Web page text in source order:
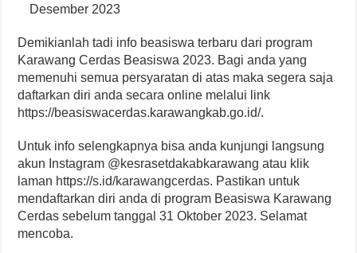
Desember 2023
Demikianlah tadi info beasiswa terbaru dari program
Karawang Cerdas Beasiswa 2023. Bagi anda yang
memenuhi semua persyaratan di atas maka segera saja
daftarkan diri anda secara online melalui link
https://beasiswacerdas.karawangkab.go.id/.
Untuk info selengkapnya bisa anda kunjungi langsung
akun Instagram @kesrasetdakabkarawang atau klik
laman https://s.id/karawangcerdas. Pastikan untuk
mendaftarkan diri anda di program Beasiswa Karawang
Cerdas sebelum tanggal 31 Oktober 2023. Selamat
mencoba.